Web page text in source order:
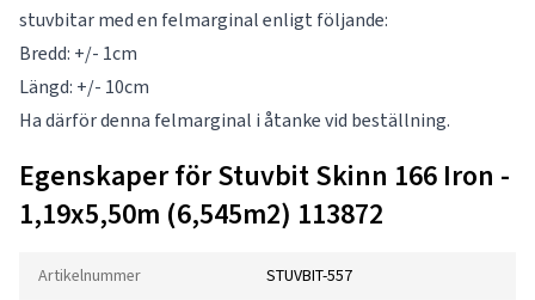
stuvbitar med en felmarginal enligt följande:
Bredd: +/- 1cm
Längd: +/- 10cm
Ha därför denna felmarginal i åtanke vid beställning.
Egenskaper för Stuvbit Skinn 166 Iron -
1,19x5,50m (6,545m2) 113872
Artikelnummer STUVBIT-557